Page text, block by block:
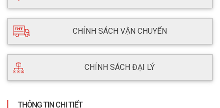
CHÍNH SÁCH VẬN CHUYỂN
CHÍNH SÁCH ĐẠI LÝ
THÔNG TIN CHI TIẾT